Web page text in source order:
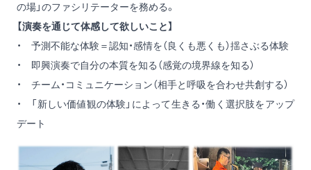
の場」のファシリテーターを務める。
【演奏を通じて体感して欲しいこと】
・ 予測不能な体験＝認知・感情を（良くも悪くも）揺さぶる体験
・ 即興演奏で自分の本質を知る（感覚の境界線を知る）
・ チーム・コミュニケーション（相手と呼吸を合わせ共創する）
・ 「新しい価値観の体験」によって生きる・働く選択肢をアップ
デート